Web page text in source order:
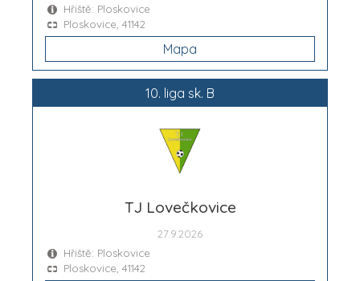
Hřiště: Ploskovice
Ploskovice, 41142
Mapa
10. liga sk. B
TJ Lovečkovice
27.9.2026
Hřiště: Ploskovice
Ploskovice, 41142